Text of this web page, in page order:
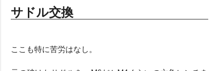
サドル交換
ここも特に苦労はなし。